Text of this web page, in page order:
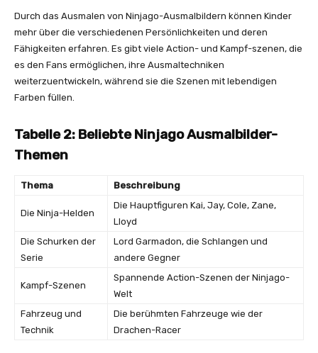
Durch das Ausmalen von Ninjago-Ausmalbildern können Kinder
mehr über die verschiedenen Persönlichkeiten und deren
Fähigkeiten erfahren. Es gibt viele Action- und Kampf-szenen, die
es den Fans ermöglichen, ihre Ausmaltechniken
weiterzuentwickeln, während sie die Szenen mit lebendigen
Farben füllen.
Tabelle 2: Beliebte Ninjago Ausmalbilder-
Themen
Thema Beschreibung
Die Ninja-Helden
Die Hauptfiguren Kai, Jay, Cole, Zane,
Lloyd
Die Schurken der
Serie
Lord Garmadon, die Schlangen und
andere Gegner
Kampf-Szenen
Spannende Action-Szenen der Ninjago-
Welt
Fahrzeug und
Technik
Die berühmten Fahrzeuge wie der
Drachen-Racer